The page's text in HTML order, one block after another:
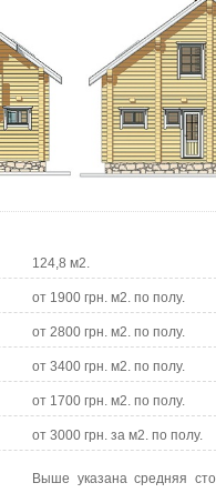
124,8 м2.
от 1900 грн. м2. по полу.
от 2800 грн. м2. по полу.
от 3400 грн. м2. по полу.
от 1700 грн. м2. по полу.
от 3000 грн. за м2. по полу.
Выше указана средняя